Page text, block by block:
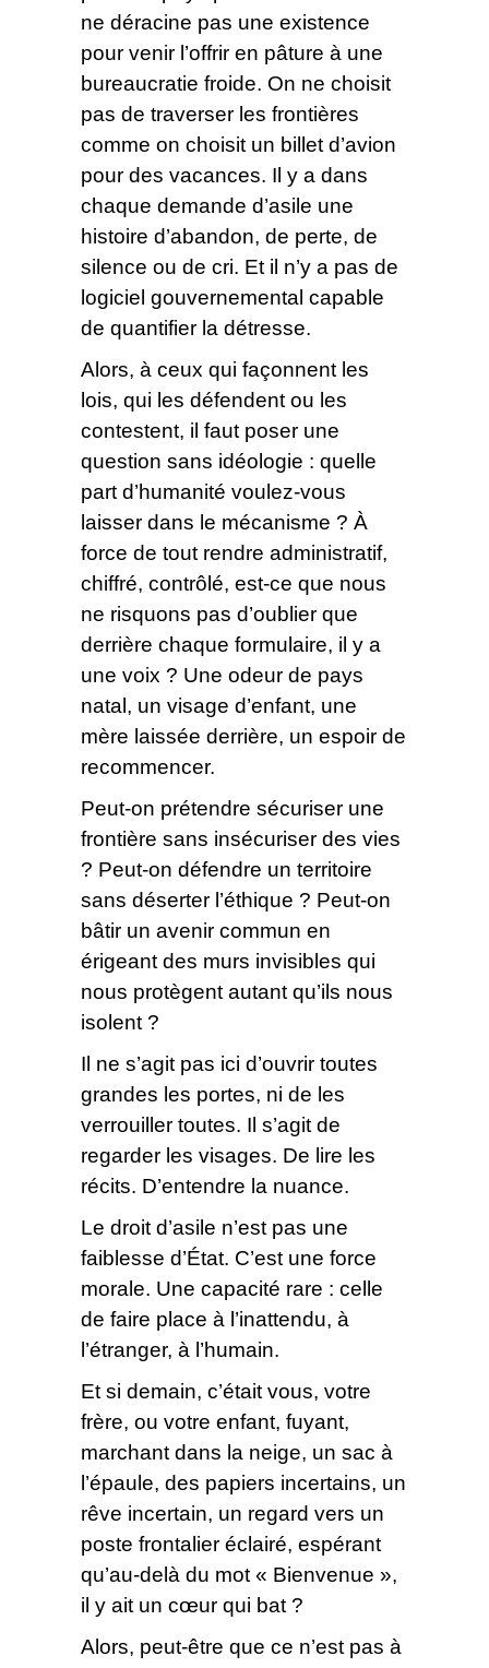
ne déracine pas une existence
pour venir l’offrir en pâture à une
bureaucratie froide. On ne choisit
pas de traverser les frontières
comme on choisit un billet d’avion
pour des vacances. Il y a dans
chaque demande d’asile une
histoire d’abandon, de perte, de
silence ou de cri. Et il n’y a pas de
logiciel gouvernemental capable
de quantifier la détresse.
Alors, à ceux qui façonnent les
lois, qui les défendent ou les
contestent, il faut poser une
question sans idéologie : quelle
part d’humanité voulez-vous
laisser dans le mécanisme ? À
force de tout rendre administratif,
chiffré, contrôlé, est-ce que nous
ne risquons pas d’oublier que
derrière chaque formulaire, il y a
une voix ? Une odeur de pays
natal, un visage d’enfant, une
mère laissée derrière, un espoir de
recommencer.
Peut-on prétendre sécuriser une
frontière sans insécuriser des vies
? Peut-on défendre un territoire
sans déserter l’éthique ? Peut-on
bâtir un avenir commun en
érigeant des murs invisibles qui
nous protègent autant qu’ils nous
isolent ?
Il ne s’agit pas ici d’ouvrir toutes
grandes les portes, ni de les
verrouiller toutes. Il s’agit de
regarder les visages. De lire les
récits. D’entendre la nuance.
Le droit d’asile n’est pas une
faiblesse d’État. C’est une force
morale. Une capacité rare : celle
de faire place à l’inattendu, à
l’étranger, à l’humain.
Et si demain, c’était vous, votre
frère, ou votre enfant, fuyant,
marchant dans la neige, un sac à
l’épaule, des papiers incertains, un
rêve incertain, un regard vers un
poste frontalier éclairé, espérant
qu’au-delà du mot « Bienvenue »,
il y ait un cœur qui bat ?
Alors, peut-être que ce n’est pas à